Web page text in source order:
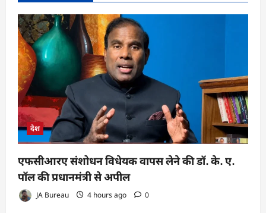
देश
एफसीआरए संशोधन विधेयक वापस लेने की डॉ. के. ए.
पॉल की प्रधानमंत्री से अपील
JA Bureau 4 hours ago 0